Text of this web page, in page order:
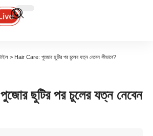
> Hair Care: পুজোর ছুটির পর চুলের যত্ন নেবেন কীভাবে?
ছুটির পর চুলের যত্ন নেবেন